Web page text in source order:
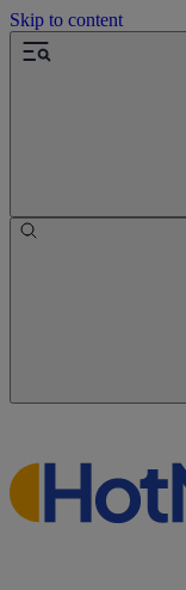
Skip to content